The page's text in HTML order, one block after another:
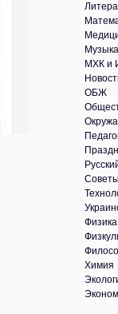
Музыка
МХК и
ОБЖ
Физика
Химия